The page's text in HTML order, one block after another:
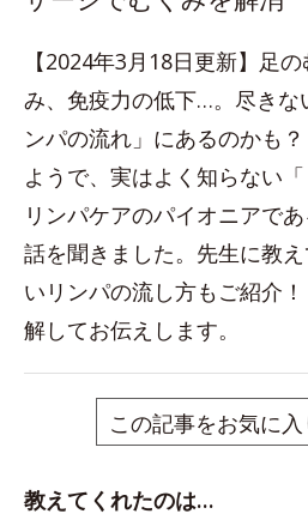
【2024年3月18日更新】足
み、免疫力の低下…。尽きな
ンパの流れ」にあるのかも
ようで、実はよく知らない「
リンパケアのパイオニアで
話を聞きました。先生に教
いリンパの流し方もご紹介
解してお伝えします。
この記事をお気に
教えてくれたのは…